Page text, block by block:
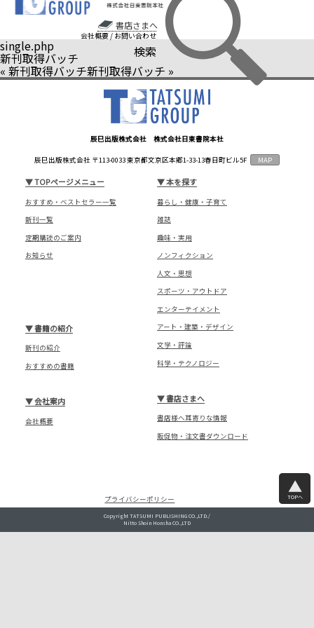
書店さまへ
会社概要 / お問い合わせ
検索
single.php
新刊取得バッチ
« 新刊取得バッチ新刊取得バッチ »
辰巳出版株式会社 株式会社日東書院本社
辰巳出版株式会社 〒113-0033 東京都文京区本郷1-33-13春日町ビル5F MAP
▼TOPページメニュー
おすすめ・ベストセラー一覧
新刊一覧
定期購読のご案内
お知らせ
▼本を探す
暮らし・健康・子育て
雑誌
趣味・実用
ノンフィクション
人文・思想
スポーツ・アウトドア
エンターテイメント
アート・建築・デザイン
文学・評論
科学・テクノロジー
▼書籍の紹介
新刊の紹介
おすすめの書籍
▼書店さまへ
書店様へ耳寄りな情報
販促物・注文書ダウンロード
▼会社案内
会社概要
プライバシーポリシー TOPへ
Copyright TATSUMI PUBLISHING CO.,LTD./
Nitto Shoin Honsha CO.,LTD